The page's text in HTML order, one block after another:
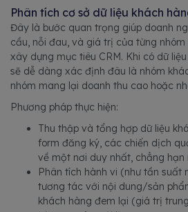
Phân tích cơ sở dữ liệu khách
Đây là bước quan trọng giúp doanh
cầu, nỗi đau, và giá trị của từng
xây dựng mục tiêu CRM. Khi có dữ
sẽ dễ dàng xác định đâu là nhóm
nhóm mang lại doanh thu cao hoặc
Phương pháp thực hiện:
Thu thập và tổng hợp dữ liệu
form đăng ký, các chiến dịch
về một nơi duy nhất, chẳng hạn
Phân tích hành vi (như tần suất
tương tác với nội dung/sản
khách hàng đem lại (giá trị